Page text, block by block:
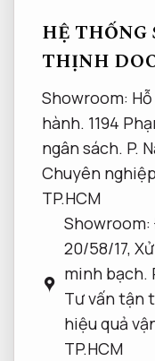
HỆ THỐNG
THỊNH
Showroom:
hành. 1194
ngân sách. P.
Chuyên
TP.HCM
Showroom:
20/58/17,
minh bạch.
Tư vấn tận
hiệu quả
TP.HCM